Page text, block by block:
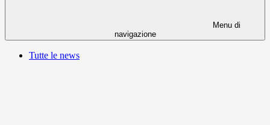
Menu di
navigazione
Tutte le news